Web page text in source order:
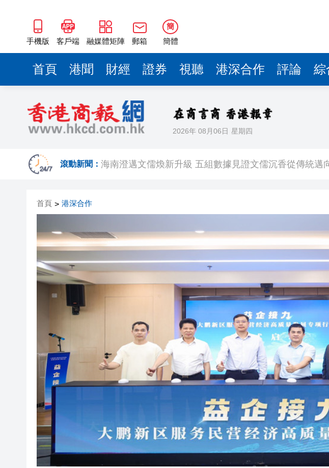
手機版 客戶端 融媒體矩陣 郵箱
簡
簡體
首頁 港聞 財經 證券 視聽 港深合作 評論 綜
2026年 08月06日 星期四
滾動新聞：
梁振英率港區全國政協委員考察團來瓊考察
2025年海南儋州以舊換新帶動消費約18億元
山東26戶省屬國企去年合計營收2.58萬億 利潤總額近936
閩粵贛三地漢樂藝術家齊聚深圳，共奏客家文化傳承新篇
黎智英案｜吳良好：依法公正處理黎智英求情 罪證如山
海南澄邁文儒煥新升級 五組數據見證文儒沉香從傳統邁
瀋陽鐵西校園閱讀活動解鎖閱讀新玩法
閩粵贛三地漢樂藝術家齊聚深圳，共奏客家文化傳承新篇
黎智英案｜吳良好：依法公正處理黎智英求情 罪證如山
50餘位頂尖專家共話時代命題
海南澄邁文儒煥新升級 五組數據見證文儒沉香從傳統邁
梁振英率港區全國政協委員考察團來瓊考察
2025年海南儋州以舊換新帶動消費約18億元
山東26戶省屬國企去年合計營收2.58萬億 利潤總額近936
瀋陽鐵西校園閱讀活動解鎖閱讀新玩法
閩粵贛三地漢樂藝術家齊聚深圳，共奏客家文化傳承新
首頁 > 港深合作